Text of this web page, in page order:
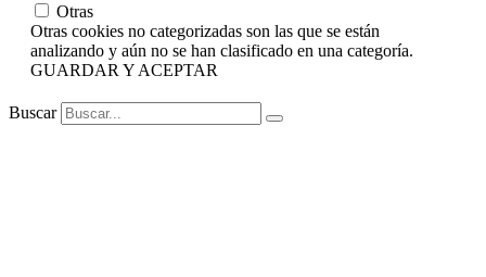
Otras
Otras cookies no categorizadas son las que se están
analizando y aún no se han clasificado en una categoría.
GUARDAR Y ACEPTAR
Buscar